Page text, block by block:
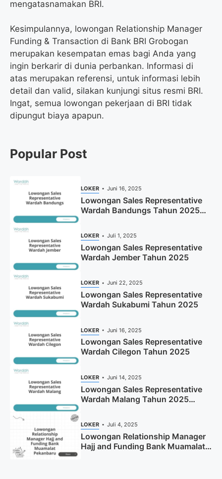
mengatasnamakan BRI.
Kesimpulannya, lowongan Relationship Manager
Funding & Transaction di Bank BRI Grobogan
merupakan kesempatan emas bagi Anda yang
ingin berkarir di dunia perbankan. Informasi di
atas merupakan referensi, untuk informasi lebih
detail dan valid, silakan kunjungi situs resmi BRI.
Ingat, semua lowongan pekerjaan di BRI tidak
dipungut biaya apapun.
Popular Post
LOKER Juni 16, 2025
Lowongan Sales Representative
Wardah Bandungs Tahun 2025
LOKER Juli 1, 2025
Lowongan Sales Representative
Wardah Jember Tahun 2025
LOKER Juni 22, 2025
Lowongan Sales Representative
Wardah Sukabumi Tahun 2025
LOKER Juni 16, 2025
Lowongan Sales Representative
Wardah Cilegon Tahun 2025
LOKER Juni 14, 2025
Lowongan Sales Representative
Wardah Malang Tahun 2025
LOKER Juli 4, 2025
Lowongan Relationship Manager
Hajj and Funding Bank Muamalat